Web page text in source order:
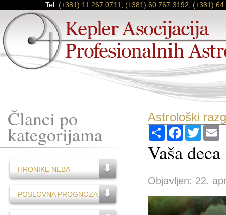
Tel: (+381) 11.267.0711 (+381) 60.767.3192 (+381)
Članci po
kategorijama
HRONIKE NEBA
POSLOVNA PROGNOZA
Astrološki
PodijeliFacebook
Twitter
Vaša
Objavljen: 22.